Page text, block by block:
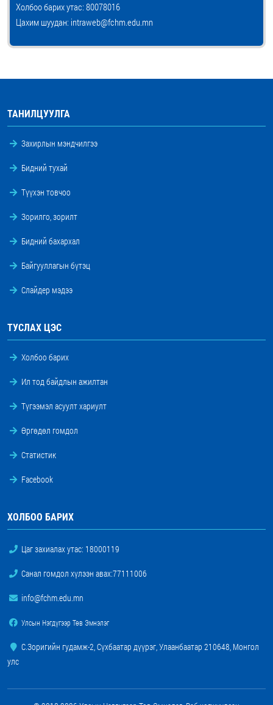
Холбоо барих утас: 80078016
Цахим шуудан: intraweb@fchm.edu.mn
ТАНИЛЦУУЛГА
Захирлын мэндчилгээ
Бидний тухай
Түүхэн товчоо
Зорилго, зорилт
Бидний бахархал
Байгууллагын бүтэц
Слайдер мэдээ
ТУСЛАХ ЦЭС
Холбоо барих
Ил тод байдлын ажилтан
Түгээмэл асуулт хариулт
Өргөдөл гомдол
Статистик
Facebook
ХОЛБОО БАРИХ
Цаг захиалах утас: 18000119
Санал гомдол хүлээн авах:77111006
info@fchm.edu.mn
Улсын Нэгдүгээр Төв Эмнэлэг
С.Зоригийн гудамж-2, Сүхбаатар дүүрэг, Улаанбаатар 210648, Монгол
улс